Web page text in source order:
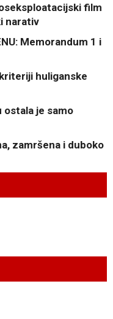
film
narativ
Memorandum 1 i
huliganske
ostala je samo
zamršena i duboko